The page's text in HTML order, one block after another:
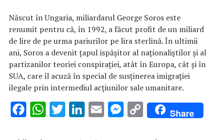
Născut în Ungaria, miliardarul George Soros este
renumit pentru că, în 1992, a făcut profit de un miliard
de lire de pe urma pariurilor pe lira sterlină. În ultimii
ani, Soros a devenit ţapul ispăşitor al naţionaliştilor şi al
partizanilor teoriei conspiraţiei, atât în Europa, cât şi în
SUA, care îl acuză în special de susţinerea imigraţiei
ilegale prin intermediul acţiunilor sale umanitare.
F W T Li E M C
o
Share